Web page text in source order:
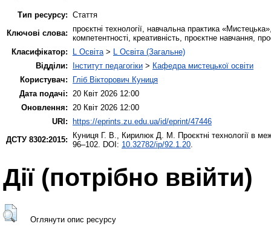
Тип ресурсу: Стаття
Ключові слова: проєктні технології, навчальна практика
компетентності, креативність, проєктне навчання,
Класифікатор:
L Освіта> L Освіта (Загальне)
Відділи:
Інститут педагогіки > Кафедра мистецької освіти
Користувач:
Гліб Вікторович Куниця
Дата подачі: 20 Квіт 2026 12:00
Оновлення: 20 Квіт 2026 12:00
URI:
https://eprints.zu.edu.ua/id/eprint/47446
ДСТУ 8302:2015:
Куниця Г. В., Кирилюк Д. М. Проєктні технології в
96–102. DOI: 10.32782/ip/92.1.20.
Дії ​​(потрібно ввійти)
Оглянути опис ресурсу